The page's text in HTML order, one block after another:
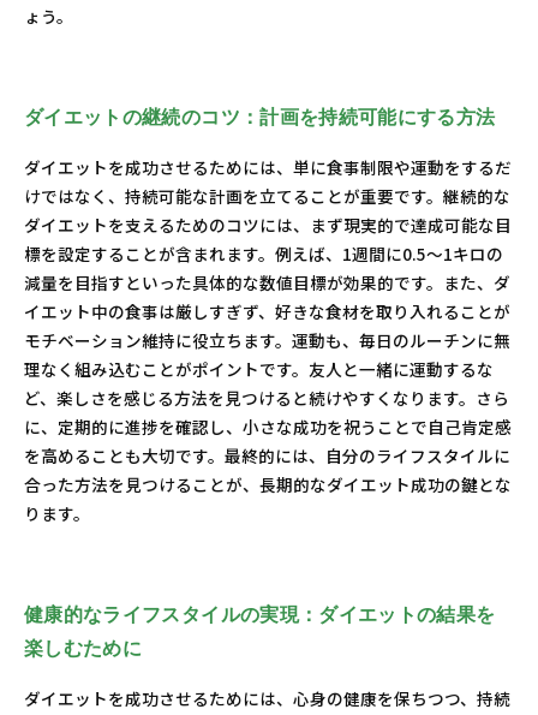
ょう。
ダイエットの継続のコツ：計画を持続可能にする方法
ダイエットを成功させるためには、単に食事制限や運動をするだ
けではなく、持続可能な計画を立てることが重要です。継続的な
ダイエットを支えるためのコツには、まず現実的で達成可能な目
標を設定することが含まれます。例えば、1週間に0.5～1キロの
減量を目指すといった具体的な数値目標が効果的です。また、ダ
イエット中の食事は厳しすぎず、好きな食材を取り入れることが
モチベーション維持に役立ちます。運動も、毎日のルーチンに無
理なく組み込むことがポイントです。友人と一緒に運動するな
ど、楽しさを感じる方法を見つけると続けやすくなります。さら
に、定期的に進捗を確認し、小さな成功を祝うことで自己肯定感
を高めることも大切です。最終的には、自分のライフスタイルに
合った方法を見つけることが、長期的なダイエット成功の鍵とな
ります。
健康的なライフスタイルの実現：ダイエットの結果を
楽しむために
ダイエットを成功させるためには、心身の健康を保ちつつ、持続